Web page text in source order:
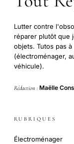
Lutter contre
réparer plutôt que
objets. Tutos pas
(électroménager,
véhicule).
Rédaction : Maëlle
RUBRIQUES
Électroménager